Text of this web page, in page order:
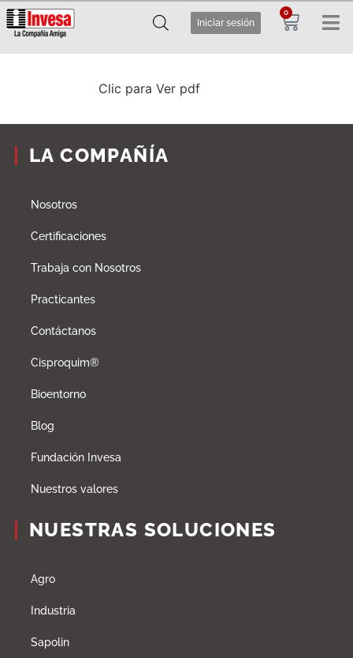
Iniciar sesión
0
Clic para Ver pdf
LA COMPAÑÍA
Nosotros
Certificaciones
Trabaja con Nosotros
Practicantes
Contáctanos
Cisproquim®
Bioentorno
Blog
Fundación Invesa
Nuestros valores
NUESTRAS SOLUCIONES
Agro
Industria
Sapolin